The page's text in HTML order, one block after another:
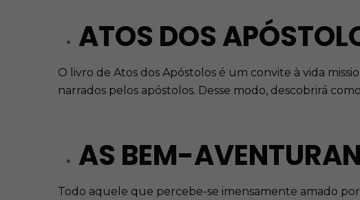
ATOS DOS
O livro de Atos dos Apóstolos é um convite à vida
narrados pelos apóstolos. Desse modo, descobrirá
AS BEM-
Todo aquele que percebe-se imensamente amado